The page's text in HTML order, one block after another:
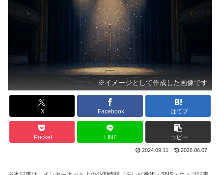
※イメージとして作成した画像です
X Facebook はてブ
Pocket LINE コピー
2024.09.11 2026.06.07